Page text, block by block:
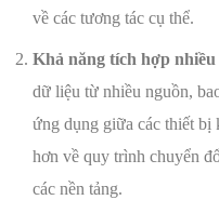
về các tương tác cụ thể.
Khả năng tích hợp nhiều
dữ liệu từ nhiều nguồn,
ứng dụng giữa các thiết
hơn về quy trình chuyển
các nền tảng.